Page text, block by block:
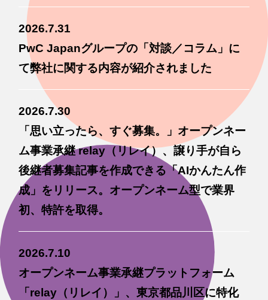
2026.7.31
PwC Japanグループの「対談／コラム」に
て弊社に関する内容が紹介されました
2026.7.30
「思い立ったら、すぐ募集。」オープンネー
ム事業承継 relay（リレイ）、譲り手が自ら
後継者募集記事を作成できる「AIかんたん作
成」をリリース。オープンネーム型で業界
初、特許を取得。
2026.7.10
オープンネーム事業承継プラットフォーム
「relay（リレイ）」、東京都品川区に特化